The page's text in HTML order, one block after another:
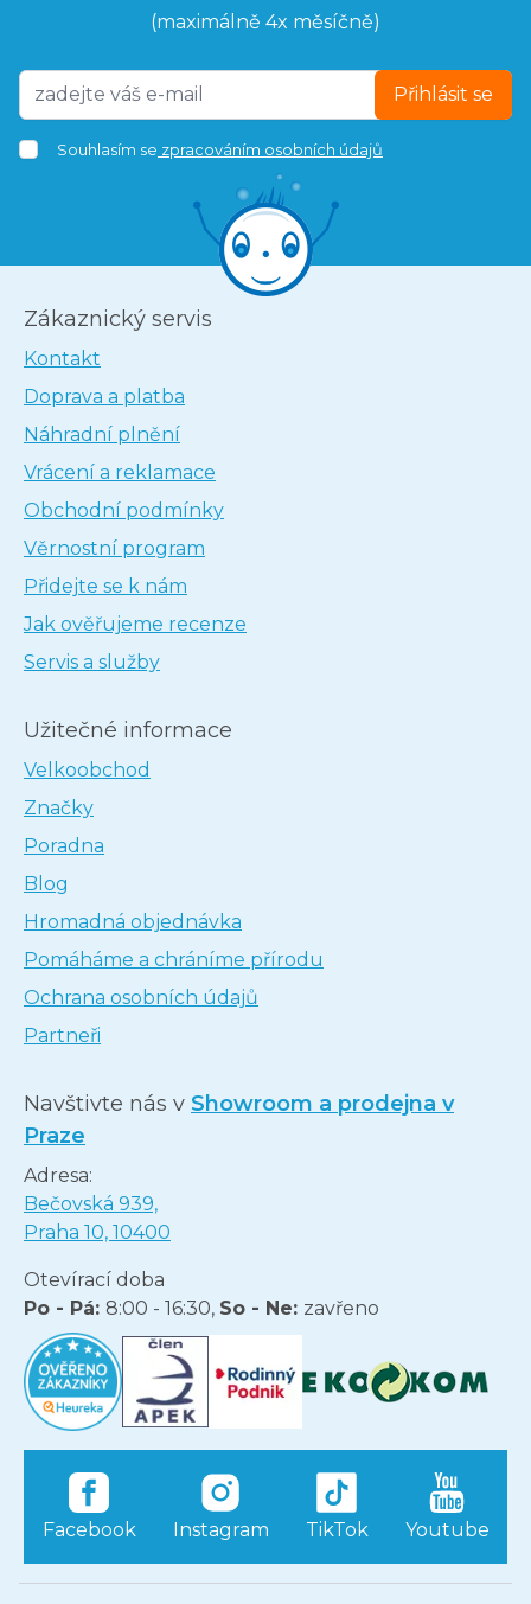
(maximálně 4x měsíčně)
Přihlásit se
Souhlasím se zpracováním osobních údajů
Zákaznický servis
Kontakt
Doprava a platba
Náhradní plnění
Vrácení a reklamace
Obchodní podmínky
Věrnostní program
Přidejte se k nám
Jak ověřujeme recenze
Servis a služby
Užitečné informace
Velkoobchod
Značky
Poradna
Blog
Hromadná objednávka
Pomáháme a chráníme přírodu
Ochrana osobních údajů
Partneři
Navštivte nás v Showroom a prodejna v
Praze
Adresa:
Bečovská 939,
Praha 10, 10400
Otevírací doba
Po - Pá: 8:00 - 16:30, So - Ne: zavřeno
Facebook Instagram TikTok Youtube